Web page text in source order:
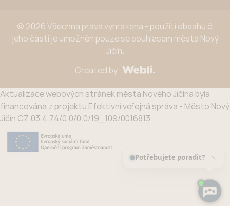
© 2026 Všechna práva vyhrazena - použití obsahu či
jeho části je umožněn pouze se souhlasem města Nový
Jičín.
Created by
Aktualizace webových stránek města Nového Jičína byla
financována z projektu Efektivní veřejná správa - Město Nový
Jičín CZ.03.4.74/0.0/0.0/19_109/0016813
Potřebujete poradit?Zeptejte se